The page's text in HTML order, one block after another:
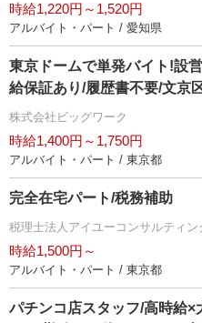
時給1,220円～1,520円
アルバイト・パート / 愛知県
東京ドームで単発バイト!設
給保証あり/履歴書不要/文京
株式会社ビッグワーク
時給1,400円～1,750円
アルバイト・パート / 東京都
完全在宅パート/税務補助
税理士法人アイユーコンサルティン
時給1,500円～
アルバイト・パート / 東京都
パチンコ店スタッフ/高時給×